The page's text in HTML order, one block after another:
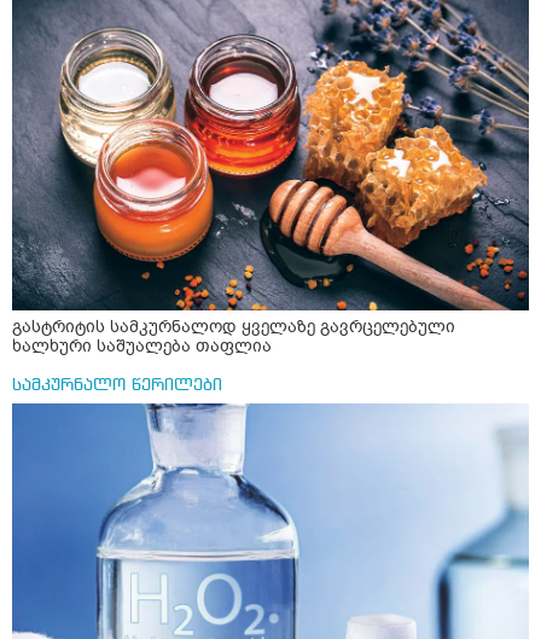
ექნება? ზოგიერთი ექიმი, როგორც მახსოვს, ამბობს, რომ
ფირფიტაში შეფუთული წამლების, აბების მიღება ვადის
გასვლის შემდეგ კიდევ რამდენიმე თვის განმავლობაში
შეიძლება, ასეთ შემთხვევაში რაიმე ცუდს არ იწვევს და
ვადის გასვლის შემდეგ რამდენიმე თვე იგივე
სამკურნალო ეფექტი აქვსო, ასეა?
გასტრიტის სამკურნალოდ ყველაზე გავრცელებული
ხალხური საშუალება თაფლია
სამკურნალო წერილები